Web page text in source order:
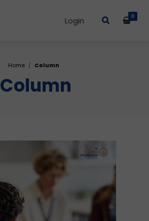
Login 0
Home Column
Column